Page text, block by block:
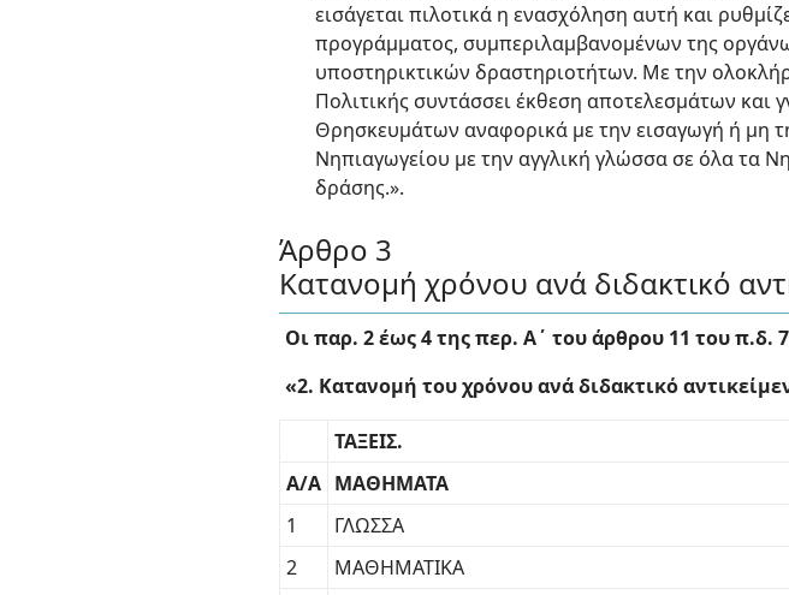
εισάγεται πιλοτικά η ενασχόληση αυτή και
προγράμματος, συμπεριλαμβανομένων της
υποστηρικτικών δραστηριοτήτων. Με την
Πολιτικής συντάσσει έκθεση αποτελεσμάτων και
Θρησκευμάτων αναφορικά με την εισαγωγή ή μη
Νηπιαγωγείου με την αγγλική γλώσσα σε όλα τα
δράσης.».
Άρθρο 3
Κατανομή χρόνου ανά διδακτικό
Οι παρ. 2 έως 4 της περ. Α΄ του άρθρου 11 του π.δ.
«2. Kατανομή του χρόνου ανά διδακτικό
ΤΑΞΕΙΣ.
Α/Α ΜΑΘΗΜΑΤΑ
1
ΓΛΩΣΣΑ
2
ΜΑΘΗΜΑΤΙΚΑ